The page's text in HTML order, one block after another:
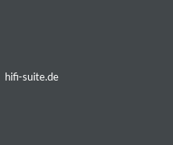
hifi-suite.de